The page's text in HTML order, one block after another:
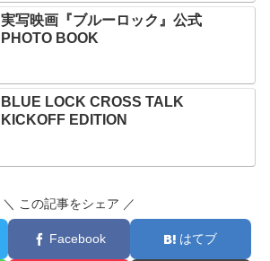
実写映画『ブルーロック』公式
PHOTO BOOK
BLUE LOCK CROSS TALK
KICKOFF EDITION
＼ この記事をシェア ／
Facebook はてブ